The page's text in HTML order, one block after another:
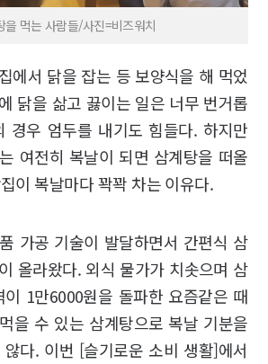
을 먹는 사람들/사진=비즈워치
에서 닭을 잡는 등 보양식을 해 먹었
닭을 삶고 끓이는 일은 너무 번거롭
경우 엄두를 내기도 힘들다. 하지만
여전히 복날이 되면 삼계탕을 떠올
이 복날마다 꽉꽉 차는 이유다.
가공 기술이 발달하면서 간편식 삼
올라왔다. 외식 물가가 치솟으며 삼
1만6000원을 돌파한 요즘같은 때
을 수 있는 삼계탕으로 복날 기분을
다. 이번 [슬기로운 소비 생활]에서